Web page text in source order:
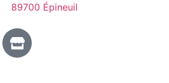
89700 Épineuil